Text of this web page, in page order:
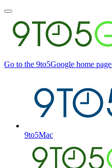
Toggle
main
menu
Go to the 9to5Google home page
9to5Mac